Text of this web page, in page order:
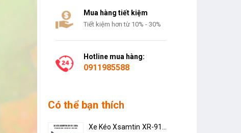
Mua hàng tiết kiệm
Tiết kiệm hơn từ 10% - 30%
Hotline mua hàng:
0911985588
Có thể bạn thích
Xe Kéo Xsamtin XR-911